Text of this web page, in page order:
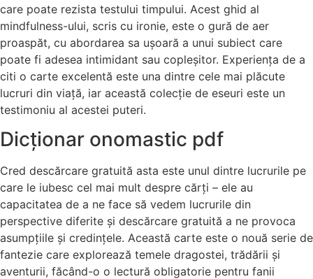
care poate rezista testului timpului. Acest ghid al
mindfulness-ului, scris cu ironie, este o gură de aer
proaspăt, cu abordarea sa ușoară a unui subiect care
poate fi adesea intimidant sau copleșitor. Experiența de a
citi o carte excelentă este una dintre cele mai plăcute
lucruri din viață, iar această colecție de eseuri este un
testimoniu al acestei puteri.
Dicționar onomastic pdf
Cred descărcare gratuită asta este unul dintre lucrurile pe
care le iubesc cel mai mult despre cărți – ele au
capacitatea de a ne face să vedem lucrurile din
perspective diferite și descărcare gratuită a ne provoca
asumpțiile și credințele. Această carte este o nouă serie de
fantezie care explorează temele dragostei, trădării și
aventurii, făcând-o o lectură obligatorie pentru fanii